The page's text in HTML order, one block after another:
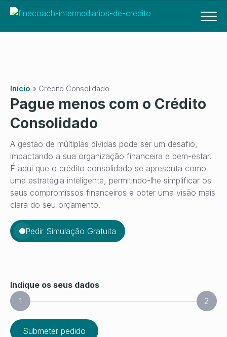
Início » Crédito Consolidado
Pague menos com o Crédito
Consolidado
A gestão de múltiplas dívidas pode ser um desafio,
impactando a sua organização financeira e bem-estar.
É aqui que o crédito consolidado se apresenta como
uma estratégia inteligente, permitindo-lhe simplificar os
seus compromissos financeiros e obter uma visão mais
clara do seu orçamento.
Pedir Simulação Gratuita
Indique os seus dados
1
2
Submeter pedido